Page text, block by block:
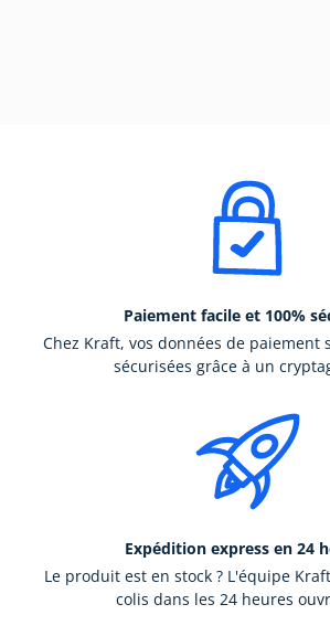
Paiement facile et 100%
Chez Kraft, vos données de paiement
sécurisées grâce à un
Expédition express en 24
Le produit est en stock ? L'équipe
colis dans les 24 heures